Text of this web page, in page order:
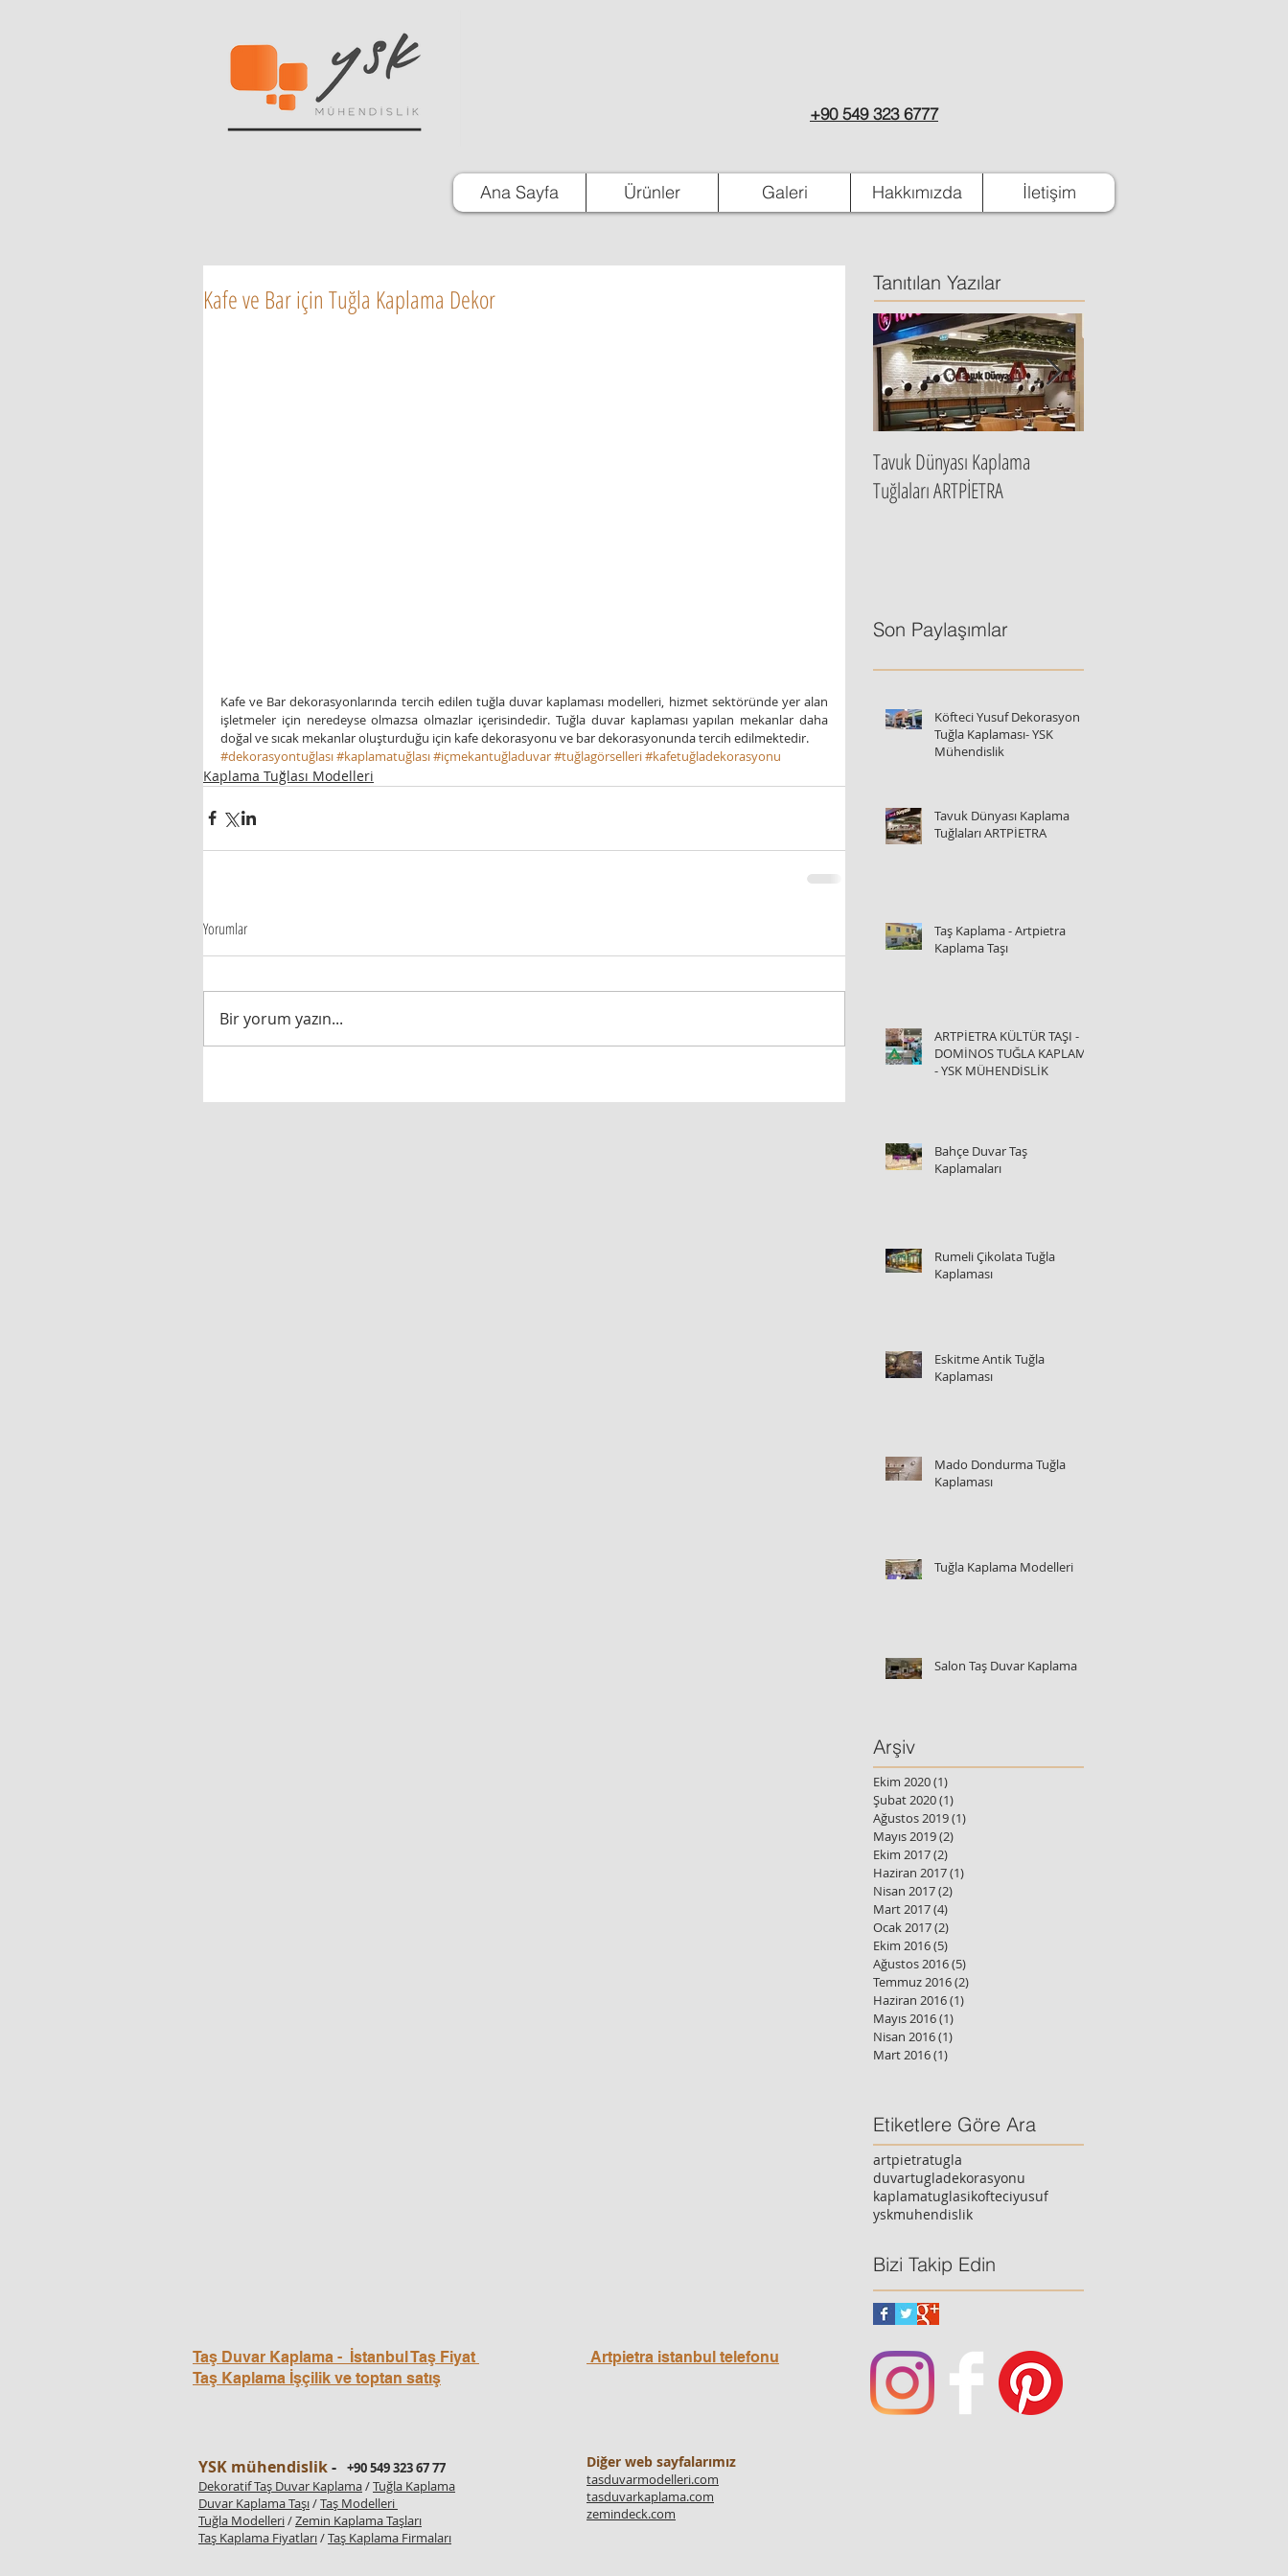
+90 549 323 6777
Ana Sayfa Ürünler Galeri Hakkımızda İletişim
Kafe ve Bar için Tuğla Kaplama Dekor
Kafe ve Bar dekorasyonlarında tercih edilen tuğla duvar kaplaması modelleri, hizmet sektöründe yer alan
işletmeler için neredeyse olmazsa olmazlar içerisindedir. Tuğla duvar kaplaması yapılan mekanlar daha
doğal ve sıcak mekanlar oluşturduğu için kafe dekorasyonu ve bar dekorasyonunda tercih edilmektedir.
#dekorasyontuğlası#kaplamatuğlası#içmekantuğladuvar#tuğlagörselleri#kafetuğladekorasyonu
Kaplama Tuğlası Modelleri
Yorumlar
Bir yorum yazın...
Tanıtılan Yazılar
Tavuk Dünyası Kaplama
Tuğlaları ARTPİETRA
Son Paylaşımlar
Köfteci Yusuf Dekorasyon
Tuğla Kaplaması- YSK
Mühendislik
Tavuk Dünyası Kaplama
Tuğlaları ARTPİETRA
Taş Kaplama - Artpietra
Kaplama Taşı
ARTPİETRA KÜLTÜR TAŞI -
DOMİNOS TUĞLA KAPLAMA
- YSK MÜHENDİSLİK
Bahçe Duvar Taş
Kaplamaları
Rumeli Çikolata Tuğla
Kaplaması
Eskitme Antik Tuğla
Kaplaması
Mado Dondurma Tuğla
Kaplaması
Tuğla Kaplama Modelleri
Salon Taş Duvar Kaplama
Arşiv
Ekim 2020(1)
Şubat 2020(1)
Ağustos 2019(1)
Mayıs 2019(2)
Ekim 2017(2)
Haziran 2017(1)
Nisan 2017(2)
Mart 2017(4)
Ocak 2017(2)
Ekim 2016(5)
Ağustos 2016(5)
Temmuz 2016(2)
Haziran 2016(1)
Mayıs 2016(1)
Nisan 2016(1)
Mart 2016(1)
Etiketlere Göre Ara
artpietratugla
duvartugladekorasyonu
kaplamatuglasikofteciyusuf
yskmuhendislik
Bizi Takip Edin
Taş Duvar Kaplama - İstanbul Taş Fiyat
Taş Kaplama İşçilik ve toptan satış
Artpietra istanbul telefonu
YSK mühendislik-
+90 549 323 67 77
Dekoratif Taş Duvar Kaplama/Tuğla Kaplama
Duvar Kaplama Taşı/Taş Modelleri
Tuğla Modelleri/Zemin Kaplama Taşları
Taş Kaplama Fiyatları/Taş Kaplama Firmaları
Diğer web sayfalarımız
tasduvarmodelleri.com
tasduvarkaplama.com
zemindeck.com